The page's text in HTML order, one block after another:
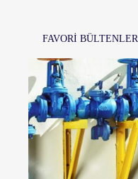
FAVORI BÜLTENLER